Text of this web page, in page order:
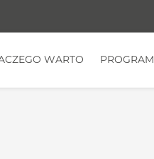
WARTO PROGRAM